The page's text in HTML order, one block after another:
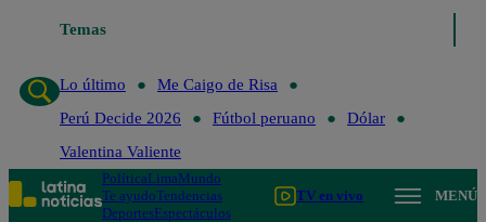
Temas
Lo último
Me Caigo de Risa
Perú Decide 2026
Fútbol peruano
Dólar
Valentina Valiente
PolíticaLimaMundo
Te ayudoTendencias
DeportesEspectáculos
TV en vivo MENÚ